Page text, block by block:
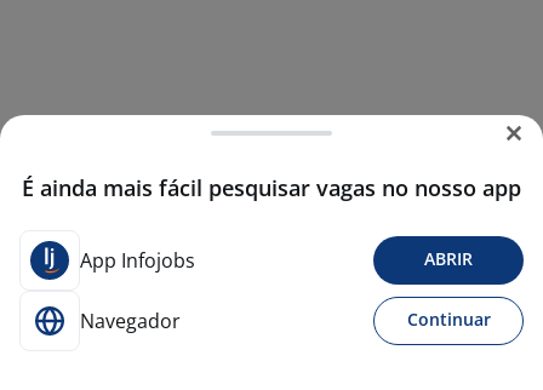
É ainda mais fácil pesquisar vagas no nosso app
App Infojobs ABRIR
Navegador Continuar